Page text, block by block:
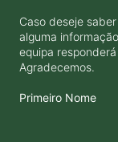
Caso deseje
alguma
equipa
Agradecemos.
Primeiro Nome